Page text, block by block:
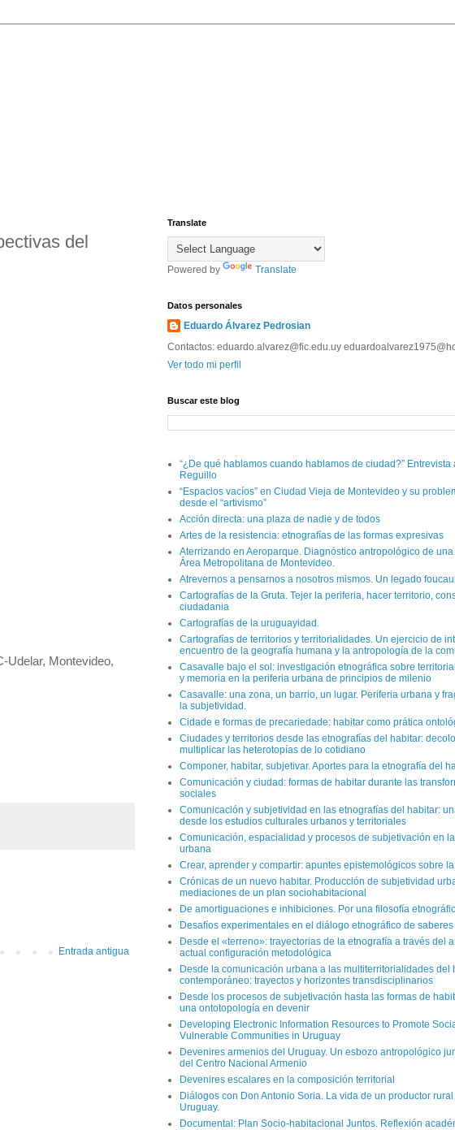
del
Udelar, Montevideo,
Entrada antigua
Translate
Powered by Translate
Datos personales
Eduardo Álvarez Pedrosian
Contactos: eduardo.alvarez@fic.edu.uy
Ver todo mi perfil
Buscar este blog
“¿De qué hablamos cuando hablamos de ciudad?” Entrevista
Reguillo
“Espacios vacíos” en Ciudad Vieja de Montevideo y su
desde el “artivismo”
Acción directa: una plaza de nadie y de todos
Artes de la resistencia: etnografías de las formas expresivas
Aterrizando en Aeroparque. Diagnóstico antropológico de
Área Metropolitana de Montevideo.
Atrevernos a pensarnos a nosotros mismos. Un legado
Cartografías de la Gruta. Tejer la periferia, hacer territorio,
ciudadania
Cartografías de la uruguayidad.
Cartografías de territorios y territorialidades. Un ejercicio de
encuentro de la geografía humana y la antropología de la
Casavalle bajo el sol: investigación etnográfica sobre
y memoria en la periferia urbana de principios de milenio
Casavalle: una zona, un barrio, un lugar. Periferia urbana y
la subjetividad.
Cidade e formas de precariedade: habitar como prática
Ciudades y territorios desde las etnografías del habitar:
multiplicar las heterotopías de lo cotidiano
Componer, habitar, subjetivar. Aportes para la etnografía del
Comunicación y ciudad: formas de habitar durante las
sociales
Comunicación y subjetividad en las etnografías del habitar:
desde los estudios culturales urbanos y territoriales
Comunicación, espacialidad y procesos de subjetivación en
urbana
Crear, aprender y compartir: apuntes epistemológicos sobre
Crónicas de un nuevo habitar. Producción de subjetividad
mediaciones de un plan sociohabitacional
De amortiguaciones e inhibiciones. Por una filosofía
Desafíos experimentales en el diálogo etnográfico de saberes
Desde el «terreno»: trayectorias de la etnografía a través del
actual configuración metodológica
Desde la comunicación urbana a las multiterritorialidades del
contemporáneo: trayectos y horizontes transdisciplinarios
Desde los procesos de subjetivación hasta las formas de
una ontotopología en devenir
Developing Electronic Information Resources to Promote
Vulnerable Communities in Uruguay
Devenires armenios del Uruguay. Un esbozo antropológico
del Centro Nacional Armenio
Devenires escalares en la composición territorial
Diálogos con Don Antonio Soria. La vida de un productor
Uruguay.
Documental: Plan Socio-habitacional Juntos. Reflexión